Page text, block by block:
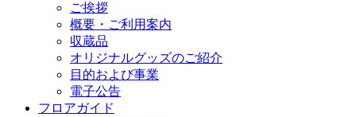
ご挨拶
概要・ご利用案内
収蔵品
オリジナルグッズのご紹介
目的および事業
電子公告
フロアガイド